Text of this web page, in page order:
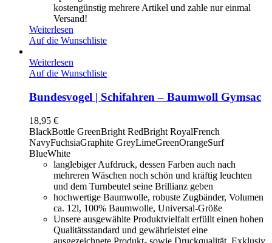
kostengünstig mehrere Artikel und zahle nur einmal
Versand!
Weiterlesen
Auf die Wunschliste
Weiterlesen
Auf die Wunschliste
Bundesvogel | Schifahren – Baumwoll Gymsac
18,95 €
BlackBottle GreenBright RedBright RoyalFrench
NavyFuchsiaGraphite GreyLimeGreenOrangeSurf
BlueWhite
langlebiger Aufdruck, dessen Farben auch nach
mehreren Wäschen noch schön und kräftig leuchten
und dem Turnbeutel seine Brillianz geben
hochwertige Baumwolle, robuste Zugbänder, Volumen
ca. 12l, 100% Baumwolle, Universal-Größe
Unsere ausgewählte Produktvielfalt erfüllt einen hohen
Qualitätsstandard und gewährleistet eine
ausgezeichnete Produkt- sowie Druckqualität. Exklusiv